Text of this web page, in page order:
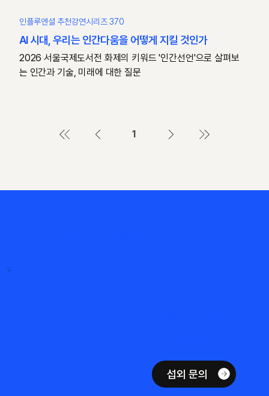
인플루엔셜 추천강연시리즈 370
AI 시대, 우리는 인간다움을 어떻게 지킬 것인가
2026 서울국제도서전 화제의 키워드 '인간선언'으로 살펴보
는 인간과 기술, 미래에 대한 질문
1페
섭외 문의